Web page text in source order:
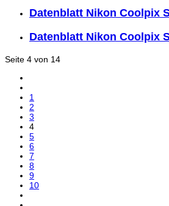
Datenblatt Nikon Coolpix
Datenblatt Nikon Coolpix
Seite 4 von 14
1
2
3
4
5
6
7
8
9
10